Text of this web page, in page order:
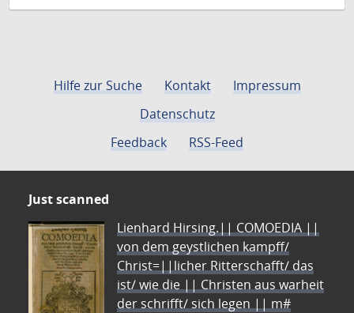
Hilfe zur Suche Kontakt
Impressum
Datenschutz
Feedback
RSS-Feed
Just scanned
Lienhard Hirsing.|| COMOEDIA ||
von dem geystlichen kampff/
Christ=||licher Ritterschafft/ das
ist/ wie die || Christen aus warheit
der schrifft/ sich legen || m#